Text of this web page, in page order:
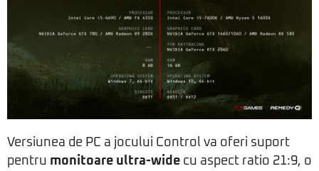
Versiunea de PC a jocului Control va oferi suport
pentru monitoare ultra-wide cu aspect ratio 21:9, o